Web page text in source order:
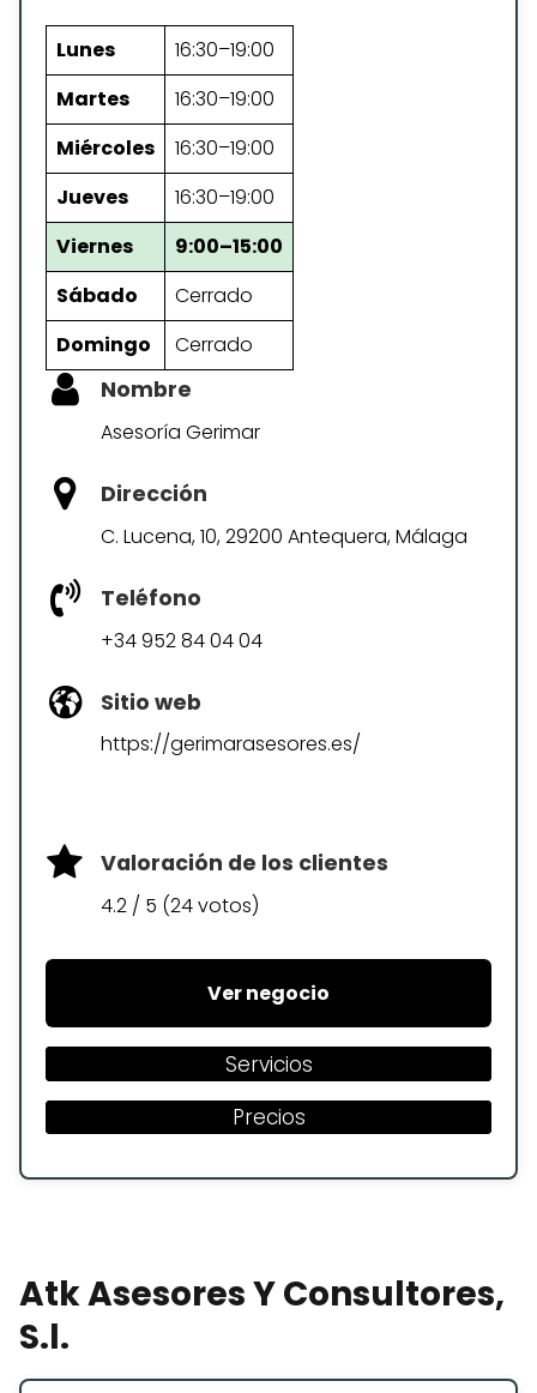
Lunes
16:30–19:00
Martes
16:30–19:00
Miércoles
16:30–19:00
Jueves
16:30–19:00
Viernes
9:00–15:00
Sábado
Cerrado
Domingo
Cerrado
Nombre
Asesoría Gerimar
Dirección
C. Lucena, 10, 29200 Antequera, Málaga
Teléfono
+34 952 84 04 04
Sitio web
https://gerimarasesores.es/
Valoración de los clientes
4.2 / 5 (24 votos)
Ver negocio
Servicios
Precios
Atk Asesores Y Consultores,
S.l.